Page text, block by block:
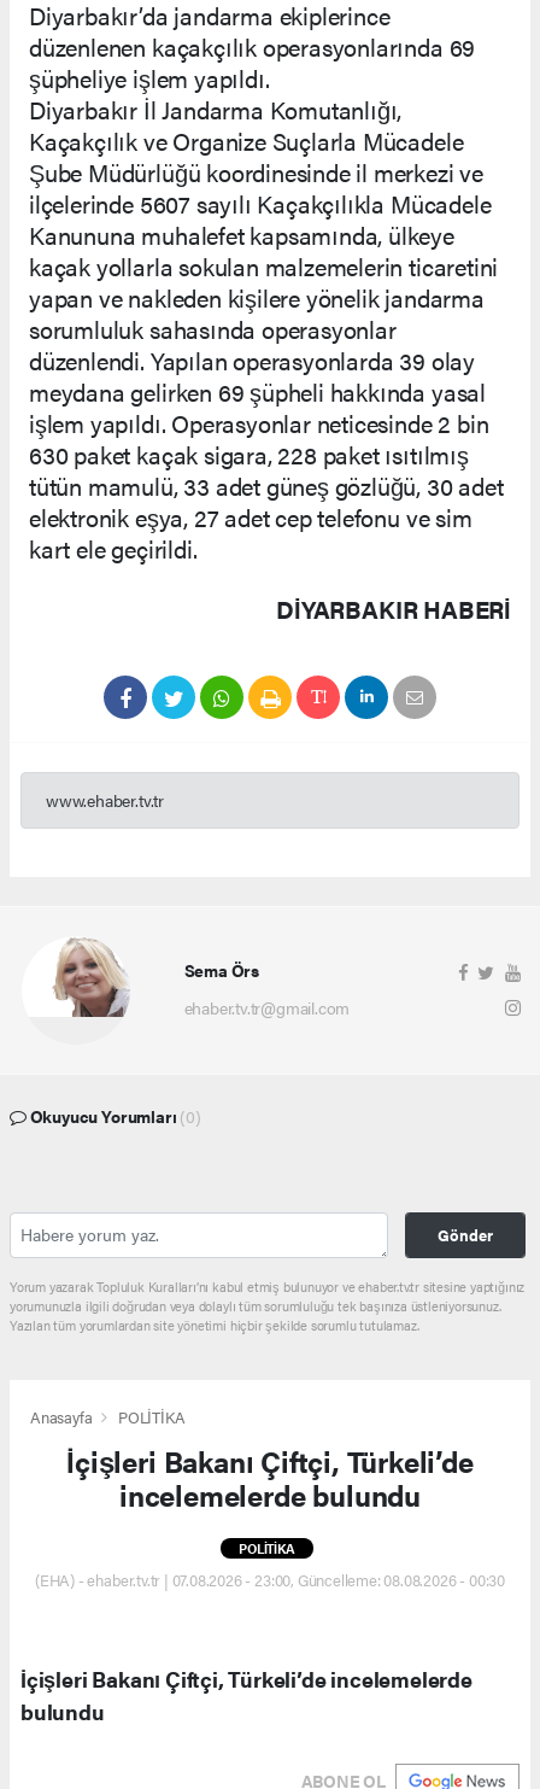
Diyarbakır’da jandarma ekiplerince
düzenlenen kaçakçılık operasyonlarında 69
şüpheliye işlem yapıldı.
Diyarbakır İl Jandarma Komutanlığı,
Kaçakçılık ve Organize Suçlarla Mücadele
Şube Müdürlüğü koordinesinde il merkezi ve
ilçelerinde 5607 sayılı Kaçakçılıkla Mücadele
Kanununa muhalefet kapsamında, ülkeye
kaçak yollarla sokulan malzemelerin ticaretini
yapan ve nakleden kişilere yönelik jandarma
sorumluluk sahasında operasyonlar
düzenlendi. Yapılan operasyonlarda 39 olay
meydana gelirken 69 şüpheli hakkında yasal
işlem yapıldı. Operasyonlar neticesinde 2 bin
630 paket kaçak sigara, 228 paket ısıtılmış
tütün mamulü, 33 adet güneş gözlüğü, 30 adet
elektronik eşya, 27 adet cep telefonu ve sim
kart ele geçirildi.
DIYARBAKIR HABERİ
www.ehaber.tv.tr
Sema Örs
ehaber.tv.tr@gmail.com
Okuyucu Yorumları (0)
Gönder
Yorum yazarak Topluluk Kuralları’nı kabul etmiş bulunuyor ve ehaber.tv.tr sitesine yaptığınız
yorumunuzla ilgili doğrudan veya dolaylı tüm sorumluluğu tek başınıza üstleniyorsunuz.
Yazılan tüm yorumlardan site yönetimi hiçbir şekilde sorumlu tutulamaz.
Anasayfa POLİTİKA
İçişleri Bakanı Çiftçi, Türkeli’de
incelemelerde bulundu
POLİTİKA
(EHA) - ehaber.tv.tr | 07.08.2026 - 23:00, Güncelleme: 08.08.2026 - 00:30
İçişleri Bakanı Çiftçi, Türkeli’de incelemelerde
bulundu
ABONE OL